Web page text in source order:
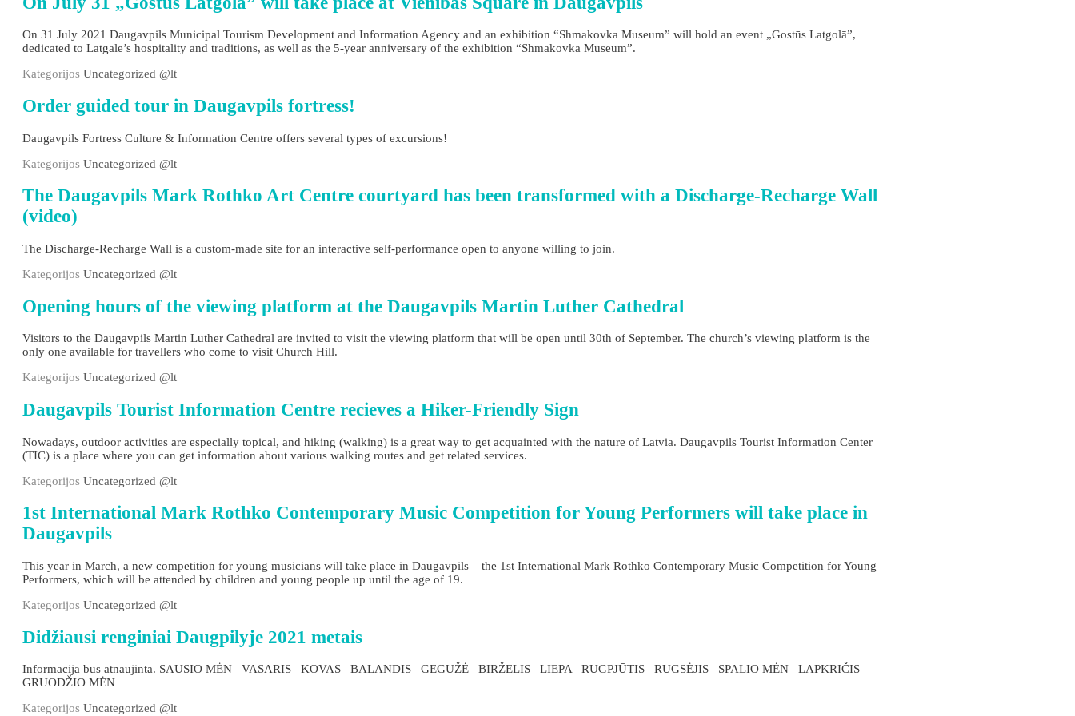
On 31 July 2021 Daugavpils Municipal Tourism Development and Information Agency and an exhibition “Shmakovka Museum” will hold an event „Gostūs Latgolā”,
dedicated to Latgale’s hospitality and traditions, as well as the 5-year anniversary of the exhibition “Shmakovka Museum”.
Kategorijos Uncategorized @lt
Order guided tour in Daugavpils fortress!
Daugavpils Fortress Culture & Information Centre offers several types of excursions!
Kategorijos Uncategorized @lt
The Daugavpils Mark Rothko Art Centre courtyard has been transformed with a Discharge-Recharge Wall
(video)
The Discharge-Recharge Wall is a custom-made site for an interactive self-performance open to anyone willing to join.
Kategorijos Uncategorized @lt
Opening hours of the viewing platform at the Daugavpils Martin Luther Cathedral
Visitors to the Daugavpils Martin Luther Cathedral are invited to visit the viewing platform that will be open until 30th of September. The church’s viewing platform is the
only one available for travellers who come to visit Church Hill.
Kategorijos Uncategorized @lt
Daugavpils Tourist Information Centre recieves a Hiker-Friendly Sign
Nowadays, outdoor activities are especially topical, and hiking (walking) is a great way to get acquainted with the nature of Latvia. Daugavpils Tourist Information Center
(TIC) is a place where you can get information about various walking routes and get related services.
Kategorijos Uncategorized @lt
1st International Mark Rothko Contemporary Music Competition for Young Performers will take place in
Daugavpils
This year in March, a new competition for young musicians will take place in Daugavpils – the 1st International Mark Rothko Contemporary Music Competition for Young
Performers, which will be attended by children and young people up until the age of 19.
Kategorijos Uncategorized @lt
Didžiausi renginiai Daugpilyje 2021 metais
Informacija bus atnaujinta. SAUSIO MĖN VASARIS KOVAS BALANDIS GEGUŽĖ BIRŽELIS LIEPA RUGPJŪTIS RUGSĖJIS SPALIO MĖN LAPKRIČIS
GRUODŽIO MĖN
Kategorijos Uncategorized @lt